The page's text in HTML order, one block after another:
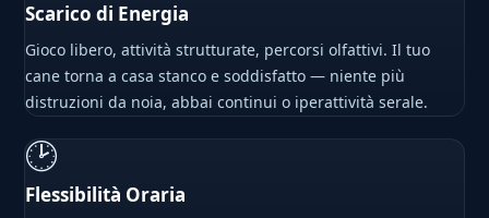
Scarico di Energia
Gioco libero, attività strutturate, percorsi olfattivi. Il tuo
cane torna a casa stanco e soddisfatto — niente più
distruzioni da noia, abbai continui o iperattività serale.
🕑
Flessibilità Oraria